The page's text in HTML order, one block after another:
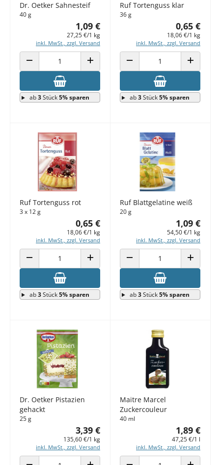
Dr. Oetker Sahnesteif
40 g
1,09 €
27,25 €/1 kg
inkl. MwSt., zzgl. Versand
ANZAHL VERRINGERN ANZAHL ERHÖHEN
ab3Stück5% sparen
Ruf Tortenguss klar
36 g
0,65 €
18,06 €/1 kg
inkl. MwSt., zzgl. Versand
ANZAHL VERRINGERN ANZAHL
ab3Stück5% sparen
Ruf Tortenguss rot
3 x 12 g
0,65 €
18,06 €/1 kg
inkl. MwSt., zzgl. Versand
ANZAHL VERRINGERN ANZAHL ERHÖHEN
ab3Stück5% sparen
Ruf Blattgelatine weiß
20 g
1,09 €
54,50 €/1 kg
inkl. MwSt., zzgl. Versand
ANZAHL VERRINGERN ANZAHL
ab3Stück5% sparen
Dr. Oetker Pistazien
gehackt
25 g
3,39 €
135,60 €/1 kg
inkl. MwSt., zzgl. Versand
Maitre Marcel
Zuckercouleur
40 ml
1,89 €
47,25 €/1 l
inkl. MwSt., zzgl. Versand